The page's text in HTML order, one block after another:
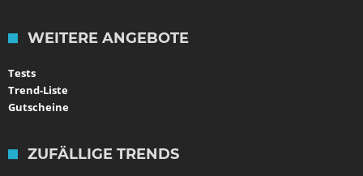
WEITERE ANGEBOTE
Tests
Trend-Liste
Gutscheine
ZUFÄLLIGE TRENDS